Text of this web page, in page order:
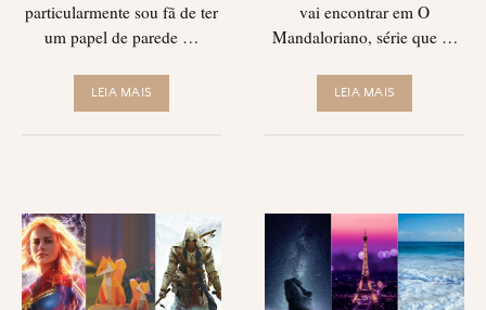
particularmente sou fã de ter
um papel de parede …
LEIA MAIS
vai encontrar em O
Mandaloriano, série que …
LEIA MAIS